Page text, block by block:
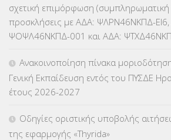
ΚΕΣΥ (60)
ΚΕΣΥΠ(109)
ΚΠγ – ΚΡΑΤΙΚΟ ΠΙΣΤΟΠΟΙΗΤΙΚΟ
ΚΠπ- ΚΡΑΤΙΚΟ ΠΙΣΤΟΠΟΙΗΤΙΚΟ
ΛΟΙΠΑ(309)
σχετική επιμόρφωση (συμπληρωματική
προσκλήσεις με ΑΔΑ: ΨΛΡΝ46ΝΚΠΔ-
ΨΟΨΛ46ΝΚΠΔ-001 και ΑΔΑ:
Ανακοινοποίηση πίνακα
Γενική Εκπαίδευση εντός του ΠΥΣΔΕ
έτους 2026-2027
Οδηγίες οριστικής υποβολής
της εφαρμογής «Thyrida»